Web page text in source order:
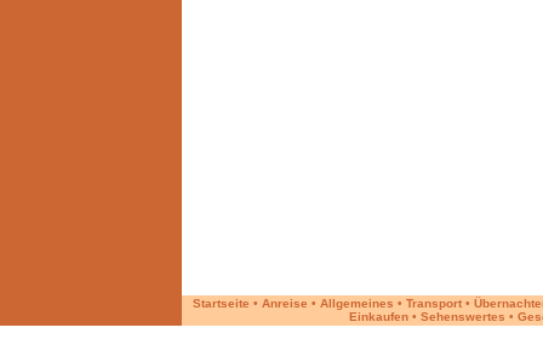
Startseite • Anreise • Allgemeines • Transport •
Einkaufen• Sehenswertes •